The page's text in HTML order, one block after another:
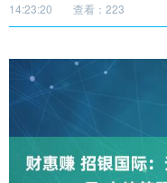
14:23:20
查看：223